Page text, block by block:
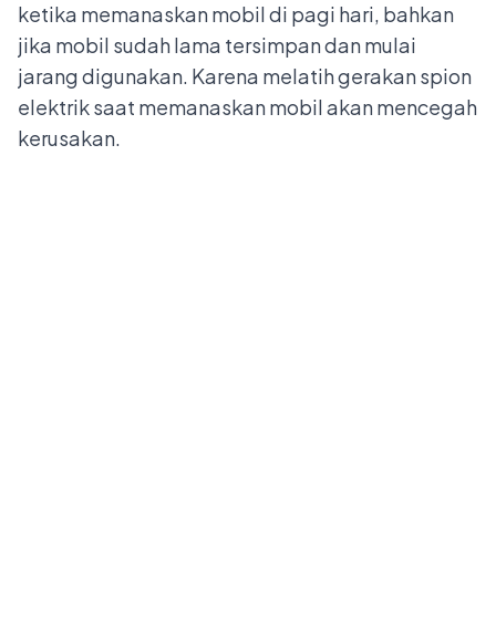
ketika memanaskan mobil di pagi hari, bahkan
jika mobil sudah lama tersimpan dan mulai
jarang digunakan. Karena melatih gerakan spion
elektrik saat memanaskan mobil akan mencegah
kerusakan.